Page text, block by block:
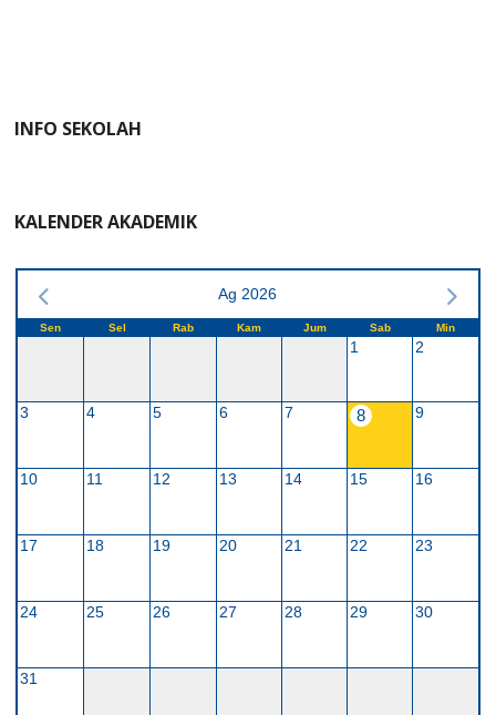
INFO SEKOLAH
KALENDER AKADEMIK
Ag 2026
Sen Sel Rab Kam Jum Sab Min
1 2
3 4 5 6 7 8 9
10 11 12 13 14 15 16
17 18 19 20 21 22 23
24 25 26 27 28 29 30
31